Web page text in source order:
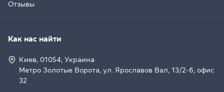
Отзывы
Как нас найти
Киев, 01054, Украина
Метро Золотые Ворота, ул. Ярославов Вал, 13/2-б, офис
32